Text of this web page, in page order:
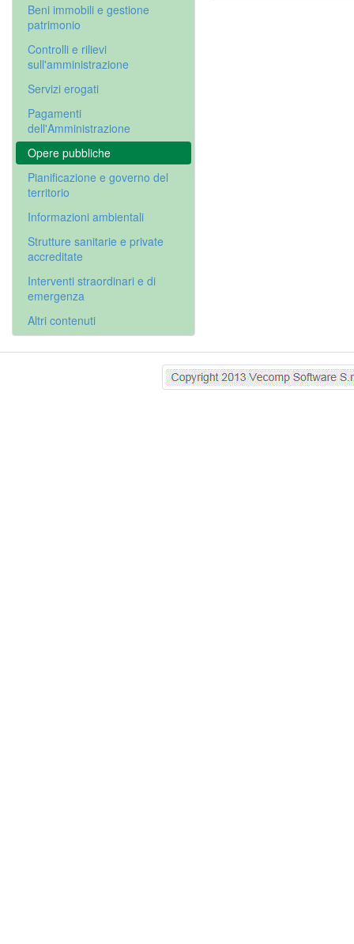
Beni immobili e gestione
patrimonio
Controlli e rilievi
sull'amministrazione
Servizi erogati
Pagamenti
dell'Amministrazione
Opere pubbliche
Pianificazione e governo del
territorio
Informazioni ambientali
Strutture sanitarie e private
accreditate
Interventi straordinari e di
emergenza
Altri contenuti